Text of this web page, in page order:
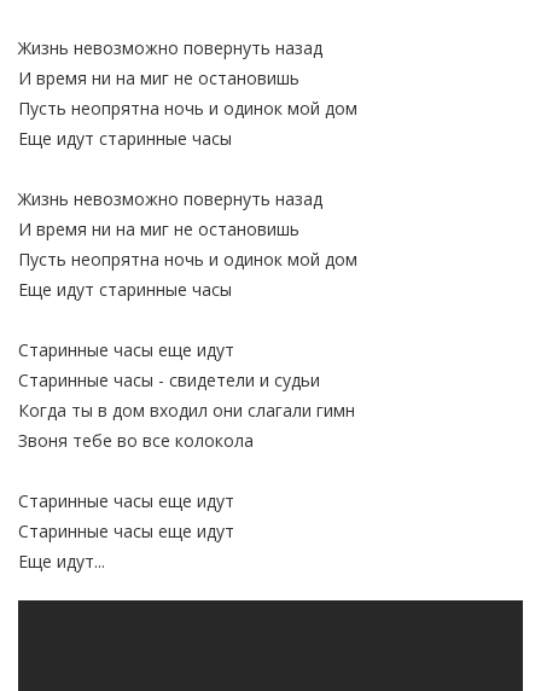
Жизнь невозможно повернуть назад
И время ни на миг не остановишь
Пусть неопрятна ночь и одинок мой дом
Еще идут старинные часы
Жизнь невозможно повернуть назад
И время ни на миг не остановишь
Пусть неопрятна ночь и одинок мой дом
Еще идут старинные часы
Старинные часы еще идут
Старинные часы - свидетели и судьи
Когда ты в дом входил они слагали гимн
Звоня тебе во все колокола
Старинные часы еще идут
Старинные часы еще идут
Еще идут...